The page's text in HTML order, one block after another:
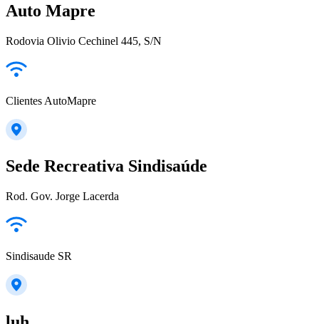
Auto Mapre
Rodovia Olivio Cechinel 445, S/N
Clientes AutoMapre
Sede Recreativa Sindisaúde
Rod. Gov. Jorge Lacerda
Sindisaude SR